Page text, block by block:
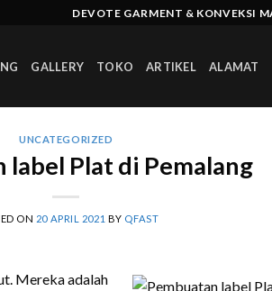
DEVOTE GARMENT & KONVEKSI
GALLERY TOKO ARTIKEL ALAMAT
UNCATEGORIZED
label Plat di Pemalang
ON 20 APRIL 2021 BY QFAST
Mereka adalah